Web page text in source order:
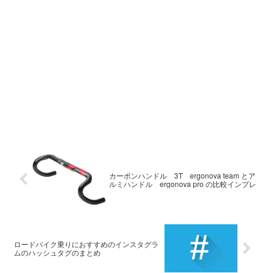
カーボンハンドル 3T ergonova team とア
ルミハンドル ergonova pro の比較インプレ
ロードバイク乗りにおすすめのインスタグラ
ムのハッシュタグのまとめ